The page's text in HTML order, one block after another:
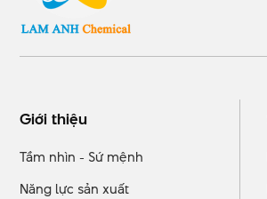
Giới thiệu
Tầm nhìn - Sứ mệnh
Năng lực sản xuất